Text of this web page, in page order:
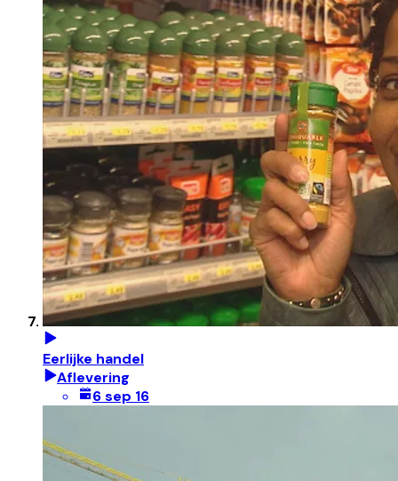
Eerlijke handel
Aflevering
6 sep 16